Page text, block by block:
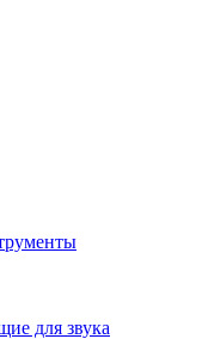
для звука